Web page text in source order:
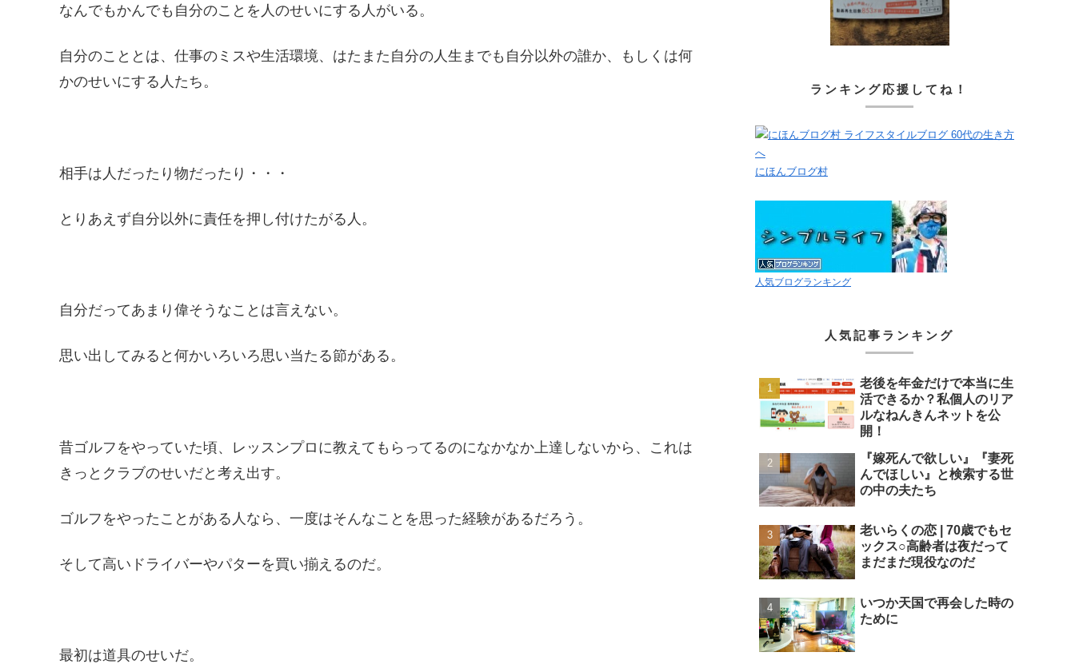
なんでもかんでも自分のことを人のせいにする人がいる。
自分のこととは、仕事のミスや生活環境、はたまた自分の人生までも自分以外の誰か、もしくは何
かのせいにする人たち。
相手は人だったり物だったり・・・
とりあえず自分以外に責任を押し付けたがる人。
自分だってあまり偉そうなことは言えない。
思い出してみると何かいろいろ思い当たる節がある。
昔ゴルフをやっていた頃、レッスンプロに教えてもらってるのになかなか上達しないから、これは
きっとクラブのせいだと考え出す。
ゴルフをやったことがある人なら、一度はそんなことを思った経験があるだろう。
そして高いドライバーやパターを買い揃えるのだ。
最初は道具のせいだ。
ランキング応援してね！
にほんブログ村
人気ブログランキング
人気記事ランキング
老後を年金だけで本当に生
活できるか？私個人のリア
ルなねんきんネットを公
開！
『嫁死んで欲しい』『妻死
んでほしい』と検索する世
の中の夫たち
老いらくの恋 | 70歳でもセ
ックス○高齢者は夜だって
まだまだ現役なのだ
いつか天国で再会した時の
ために